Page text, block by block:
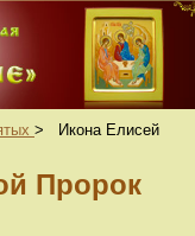
>
Икона Елисей
Пророк